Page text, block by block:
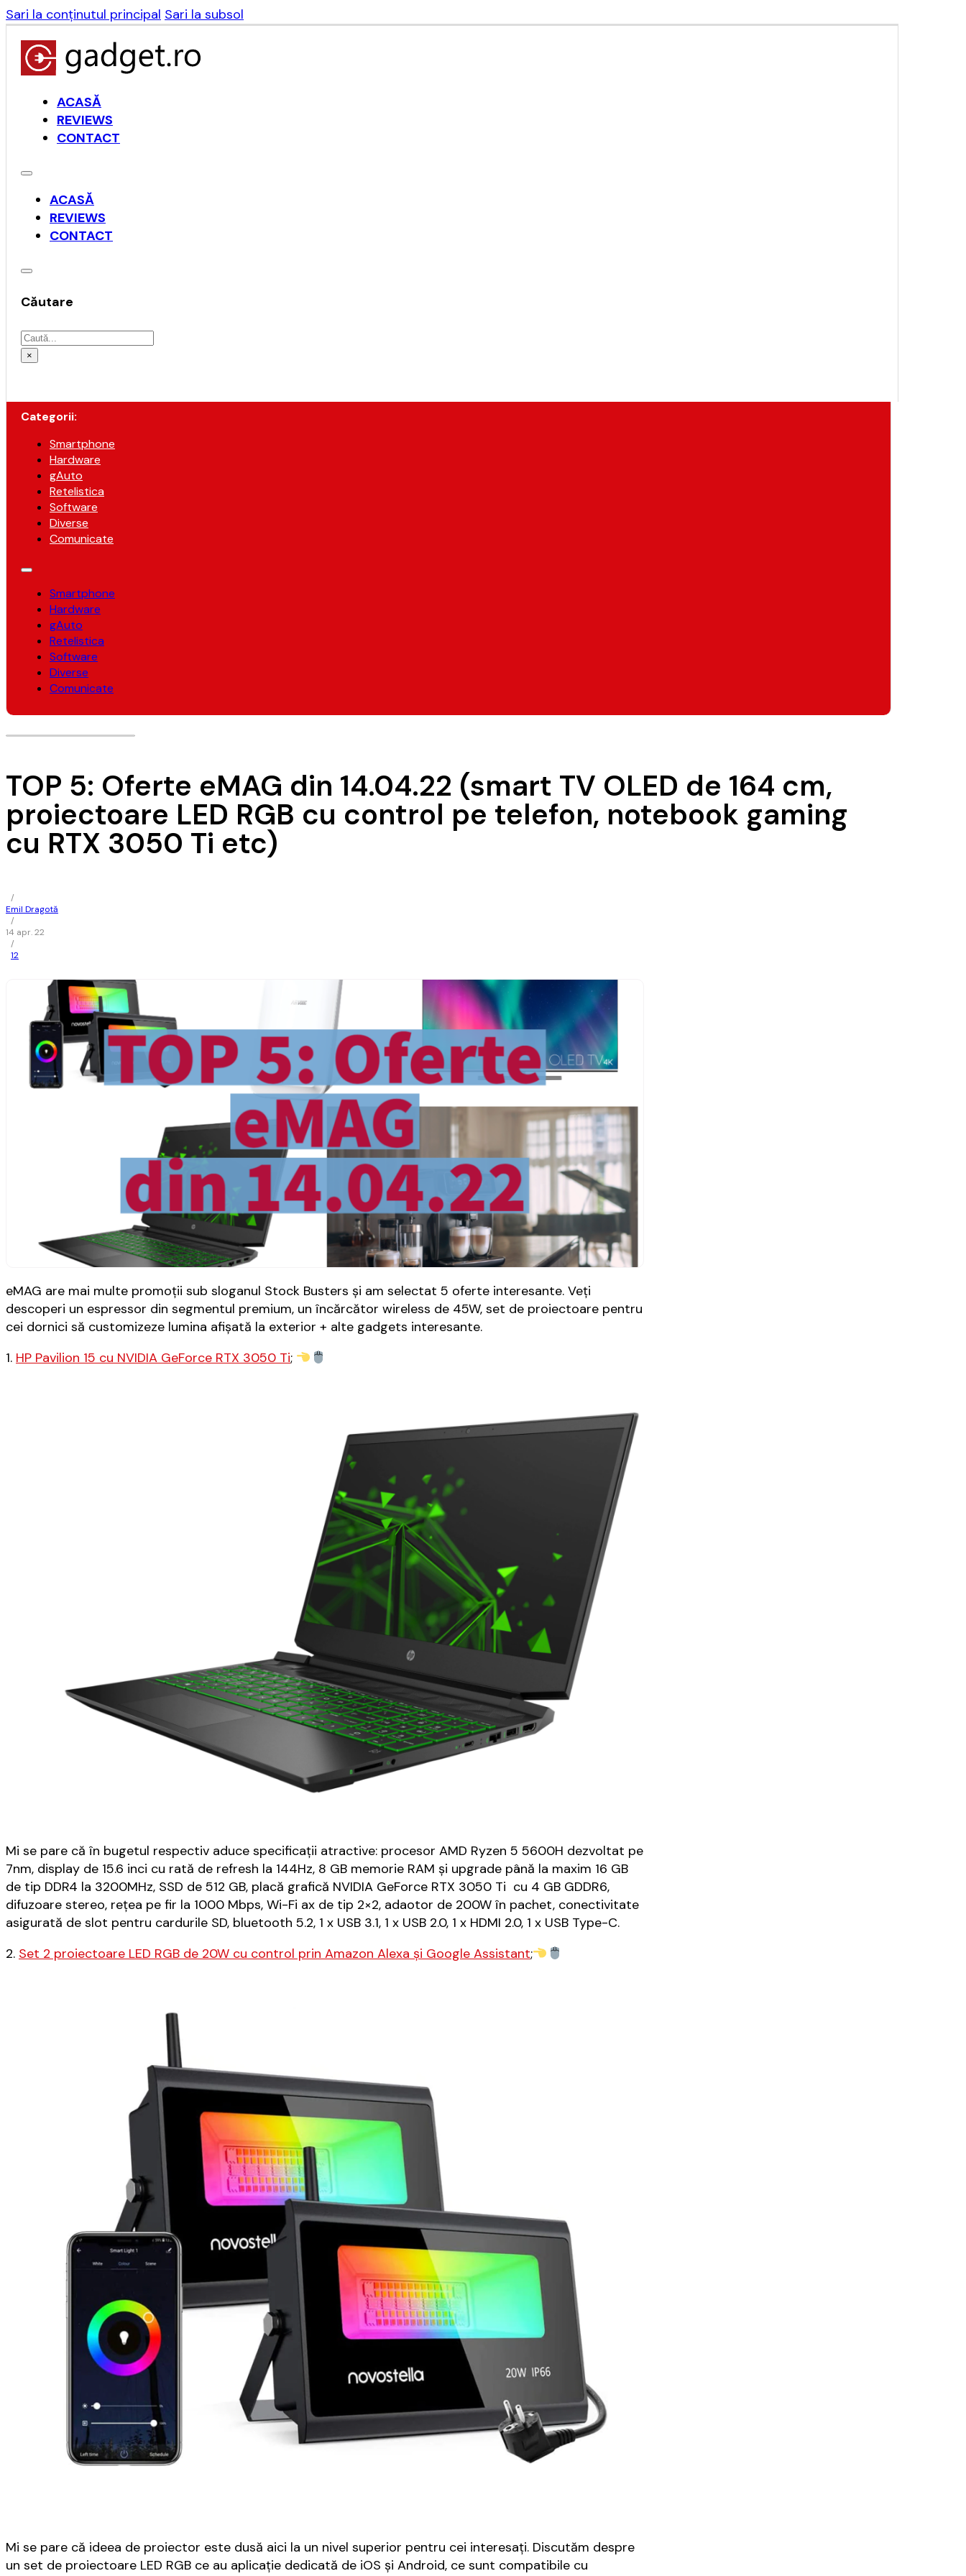
Sari la conținutul principal Sari la subsol
ACASĂ
REVIEWS
CONTACT
ACASĂ
REVIEWS
CONTACT
Căutare
Caută
×
Categorii:
Smartphone
Hardware
gAuto
Retelistica
Software
Diverse
Comunicate
Smartphone
Hardware
gAuto
Retelistica
Software
Diverse
Comunicate
TOP 5: Oferte eMAG din 14.04.22 (smart TV OLED de 164 cm,
proiectoare LED RGB cu control pe telefon, notebook gaming
cu RTX 3050 Ti etc)
/
Emil Dragotă
/
14 apr. 22
/
12
eMAG are mai multe promoții sub sloganul Stock Busters și am selectat 5 oferte interesante. Veți
descoperi un espressor din segmentul premium, un încărcător wireless de 45W, set de proiectoare pentru
cei dornici să customizeze lumina afișată la exterior + alte gadgets interesante.
1. HP Pavilion 15 cu NVIDIA GeForce RTX 3050 Ti;
Mi se pare că în bugetul respectiv aduce specificații atractive: procesor AMD Ryzen 5 5600H dezvoltat pe
7nm, display de 15.6 inci cu rată de refresh la 144Hz, 8 GB memorie RAM și upgrade până la maxim 16 GB
de tip DDR4 la 3200MHz, SSD de 512 GB, placă grafică NVIDIA GeForce RTX 3050 Ti cu 4 GB GDDR6,
difuzoare stereo, rețea pe fir la 1000 Mbps, Wi-Fi ax de tip 2×2, adaotor de 200W în pachet, conectivitate
asigurată de slot pentru cardurile SD, bluetooth 5.2, 1 x USB 3.1, 1 x USB 2.0, 1 x HDMI 2.0, 1 x USB Type-C.
2. Set 2 proiectoare LED RGB de 20W cu control prin Amazon Alexa și Google Assistant;
Mi se pare că ideea de proiector este dusă aici la un nivel superior pentru cei interesați. Discutăm despre
un set de proiectoare LED RGB ce au aplicație dedicată de iOS și Android, ce sunt compatibile cu